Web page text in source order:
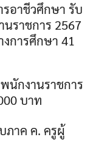
อาชีวศึกษา รับ
ราชการ 2567
การศึกษา 41
นักงานราชการ
บาท
ภาค ค. ครูผู้